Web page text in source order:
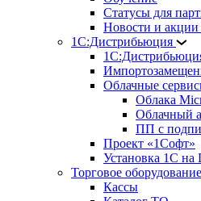
Статусы для
Новости и
1С:Дистрибьюция
Облачные
Облака
Облачный
ПП с
Проект «1Софт»
Установка 1С на
Торговое оборудование
Кассы